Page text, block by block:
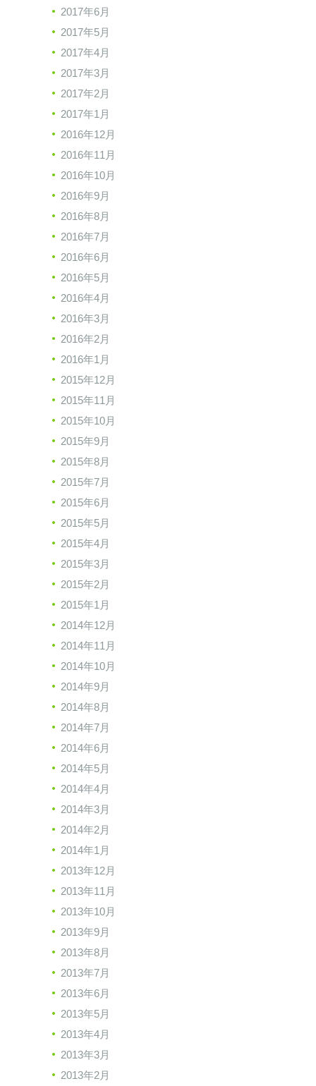
2017年6月
2017年5月
2017年4月
2017年3月
2017年2月
2017年1月
2016年12月
2016年11月
2016年10月
2016年9月
2016年8月
2016年7月
2016年6月
2016年5月
2016年4月
2016年3月
2016年2月
2016年1月
2015年12月
2015年11月
2015年10月
2015年9月
2015年8月
2015年7月
2015年6月
2015年5月
2015年4月
2015年3月
2015年2月
2015年1月
2014年12月
2014年11月
2014年10月
2014年9月
2014年8月
2014年7月
2014年6月
2014年5月
2014年4月
2014年3月
2014年2月
2014年1月
2013年12月
2013年11月
2013年10月
2013年9月
2013年8月
2013年7月
2013年6月
2013年5月
2013年4月
2013年3月
2013年2月